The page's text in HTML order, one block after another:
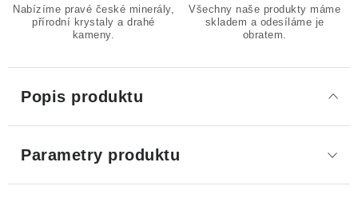
Nabízíme pravé české minerály,
přírodní krystaly a drahé
kameny.
Všechny naše produkty máme
skladem a odesíláme je
obratem.
Popis produktu
Parametry produktu